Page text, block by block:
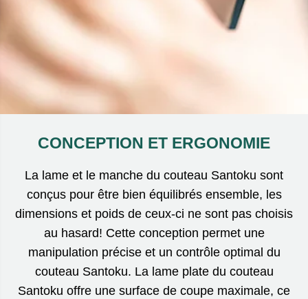
CONCEPTION ET ERGONOMIE
La lame et le manche du couteau Santoku sont
conçus pour être bien équilibrés ensemble, les
dimensions et poids de ceux-ci ne sont pas choisis
au hasard! Cette conception permet une
manipulation précise et un contrôle optimal du
couteau Santoku. La lame plate du couteau
Santoku offre une surface de coupe maximale, ce